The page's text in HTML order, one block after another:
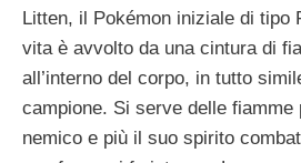
Litten, il Pokémon iniziale di tipo
vita è avvolto da una cintura di
all’interno del corpo, in tutto
campione. Si serve delle fiamme
nemico e più il suo spirito